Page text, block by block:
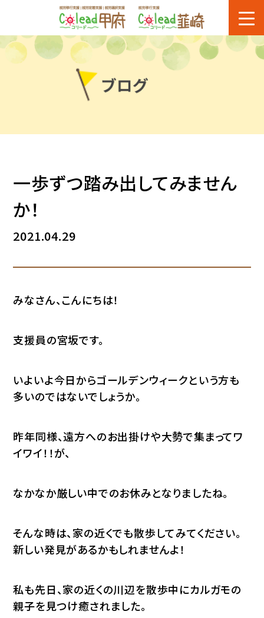
一歩ずつ踏み出してみません
か！
2021.04.29
みなさん、こんにちは！
支援員の宮坂です。
いよいよ今日からゴールデンウィークという方も
多いのではないでしょうか。
昨年同様、遠方へのお出掛けや大勢で集まってワ
イワイ！！が、
なかなか厳しい中でのお休みとなりましたね。
そんな時は、家の近くでも散歩してみてください。
新しい発見があるかもしれませんよ！
私も先日、家の近くの川辺を散歩中にカルガモの
親子を見つけ癒されました。